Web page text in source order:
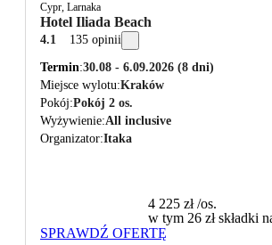
Cypr, Larnaka
Hotel Iliada Beach
4.1 135 opinii
Termin 30.08 - 6.09.2026 (8 dni)
Miejsce wylotu Kraków
Pokój Pokój 2 os.
Wyżywienie All inclusive
Organizator Itaka
4 225 zł/os.
w tym 26 zł składki
SPRAWDŹ OFERTĘ